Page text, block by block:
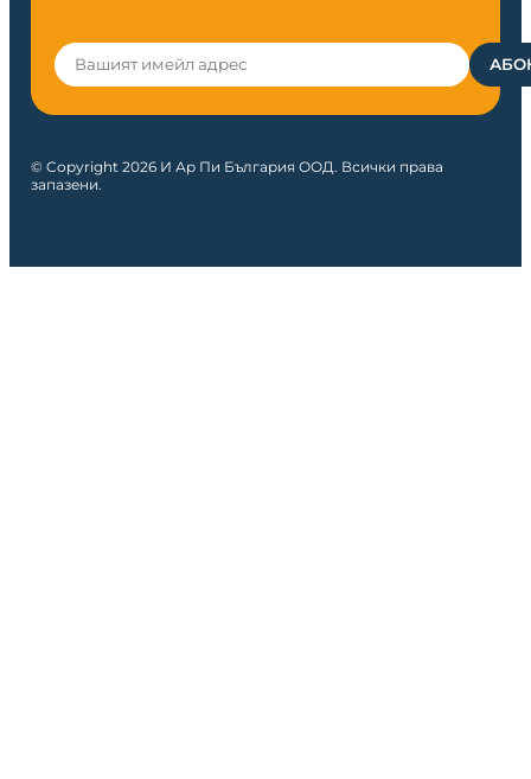
© Copyright 2026 И Ар Пи България ООД. Всички права
запазени.